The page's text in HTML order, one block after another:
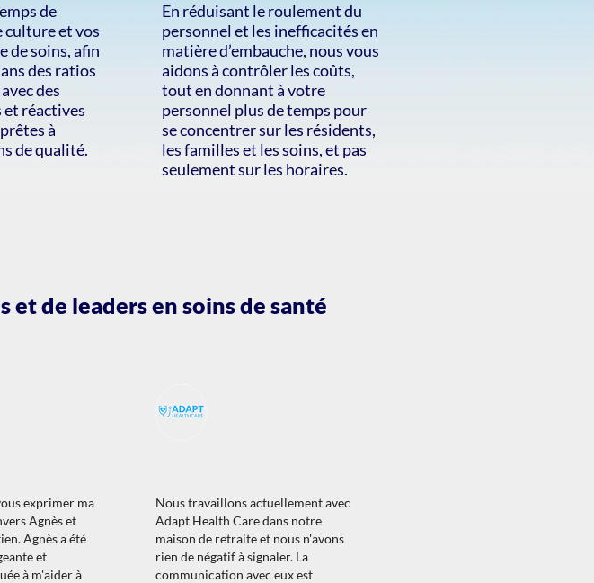
de
et vos
de soins, afin
des ratios
des
réactives
à
de qualité.
En réduisant le roulement du
personnel et les inefficacités en
matière d’embauche, nous vous
aidons à contrôler les coûts,
tout en donnant à votre
personnel plus de temps pour
se concentrer sur les résidents,
les familles et les soins, et pas
seulement sur les horaires.
de leaders en soins de santé
exprimer ma
Agnès et
Agnès a été
et
à m'aider à
Nous travaillons actuellement avec
Adapt Health Care dans notre
maison de retraite et nous n'avons
rien de négatif à signaler. La
communication avec eux est